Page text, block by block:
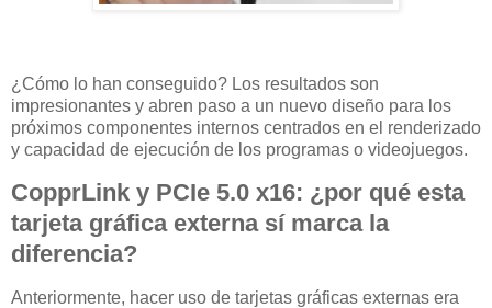
¿Cómo lo han conseguido? Los resultados son
impresionantes y abren paso a un nuevo diseño para los
próximos componentes internos centrados en el renderizado
y capacidad de ejecución de los programas o videojuegos.
CopprLink y PCIe 5.0 x16: ¿por qué esta
tarjeta gráfica externa sí marca la
diferencia?
Anteriormente, hacer uso de tarjetas gráficas externas era